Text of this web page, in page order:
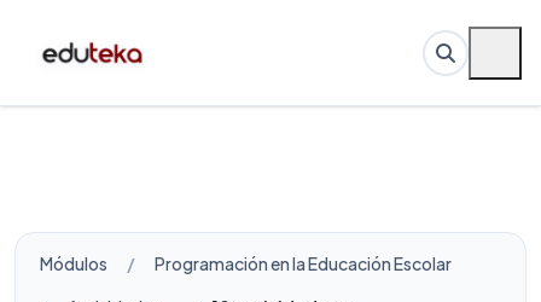
Módulos
Programación en la Educación Escolar